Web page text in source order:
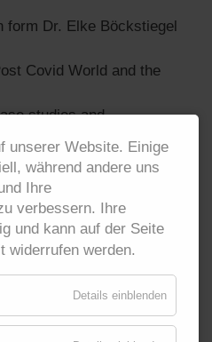
form Dr. Elke Böckstiegel
Covid World and the
studies and
helps to increase
and reducing costs in the
folder/6370191)
Leadership
unserer Website. Einige
während andere uns
Ihre
verbessern. Ihre
und kann auf der Seite
widerrufen werden.
Details einblenden